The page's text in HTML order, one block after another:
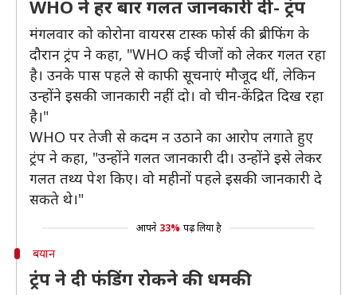
WHO ने हर बार गलत जानकारी दी- ट्रंप
मंगलवार को कोरोना वायरस टास्क फोर्स की ब्रीफिंग के
दौरान ट्रंप ने कहा, "WHO कई चीजों को लेकर गलत रहा
है। उनके पास पहले से काफी सूचनाएं मौजूद थीं, लेकिन
उन्होंने इसकी जानकारी नहीं दो। वो चीन-केंद्रित दिख रहा
है।"
WHO पर तेजी से कदम न उठाने का आरोप लगाते हुए
ट्रंप ने कहा, "उन्होंने गलत जानकारी दी। उन्होंने इसे लेकर
गलत तथ्य पेश किए। वो महीनों पहले इसकी जानकारी दे
सकते थे।"
आपने 33% पढ़ लिया है
बयान
ट्रंप ने दी फंडिंग रोकने की धमकी